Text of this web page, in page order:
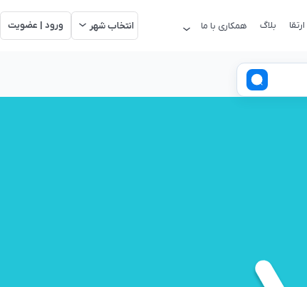
ارتقا بلاگ همکاری با ما انتخاب شهر ورود | عضویت